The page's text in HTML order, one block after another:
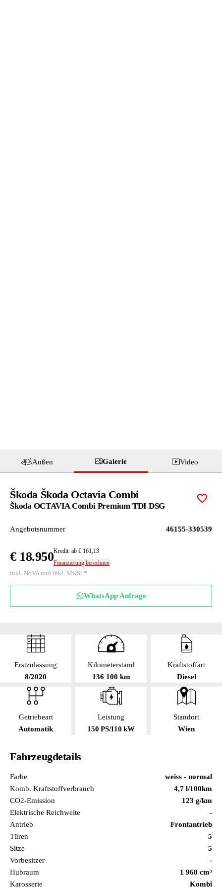
Außen Galerie Video
Škoda Škoda Octavia Combi
Škoda OCTAVIA Combi Premium TDI DSG Zur
Angebotsnummer 46155-330539
€ 18.950Kredit: ab € 161,13
Finanzierung berechnen
inkl. NoVA und inkl. MwSt.*
WhatsApp Anfrage
Erstzulassung
8/2020
Kilometerstand
136 100 km
Kraftstoffart
Diesel
Getriebeart
Automatik
Leistung
150 PS/110 kW
Standort
Wien
Fahrzeugdetails
Farbe
weiss - normal
Komb. Kraftstoffverbrauch
4,7 l/100km
CO2-Emission
123 g/km
Elektrische Reichweite
-
Antrieb
Frontantrieb
Türen
5
Sitze
5
Vorbesitzer
-
Hubraum
1 968 cm³
Karosserie
Kombi